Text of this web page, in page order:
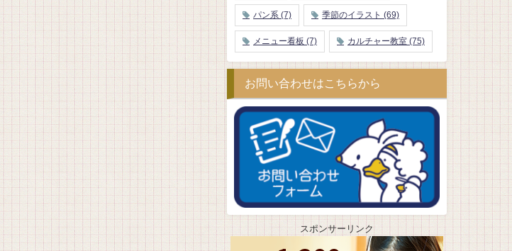
パン系 (7) 季節のイラスト (69)
メニュー看板 (7) カルチャー教室 (75)
お問い合わせはこちらから
スポンサーリンク